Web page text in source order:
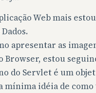
Web mais
apresentar as
Browser, estou
do Servlet é um
mínima idéia de como